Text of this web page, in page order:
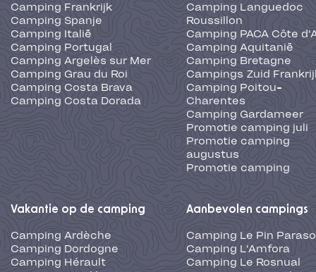
Camping Frankrijk
Camping Spanje
Camping Italië
Camping Portugal
Camping Argelès sur Mer
Camping Grau du Roi
Camping Costa Brava
Camping Costa Dorada
Camping Languedoc
Roussillon
Camping PACA Côte
Camping Aquitanië
Camping Bretagne
Campings Zuid
Camping Poitou-
Charentes
Camping Gardameer
Promotie camping juli
Promotie camping
augustus
Promotie camping
Vakantie op de camping
Camping Ardèche
Camping Dordogne
Camping Hérault
Aanbevolen campings
Camping Le Pin
Camping L'Amfora
Camping Le Rosnual